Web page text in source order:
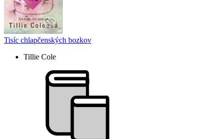
Tisíc chlapčenských bozkov
Tillie Cole